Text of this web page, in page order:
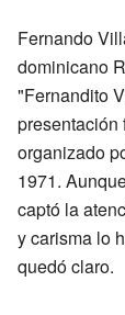
Fernando
dominicano
"Fernandito
presentación
organizado
1971.
captó la
y carisma lo
quedó claro.